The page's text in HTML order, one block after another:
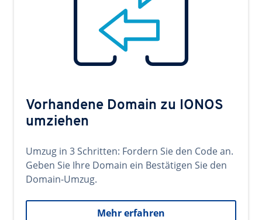
Vorhandene Domain zu IONOS
umziehen
Umzug in 3 Schritten: Fordern Sie den Code an.
Geben Sie Ihre Domain ein Bestätigen Sie den
Domain-Umzug.
Mehr erfahren